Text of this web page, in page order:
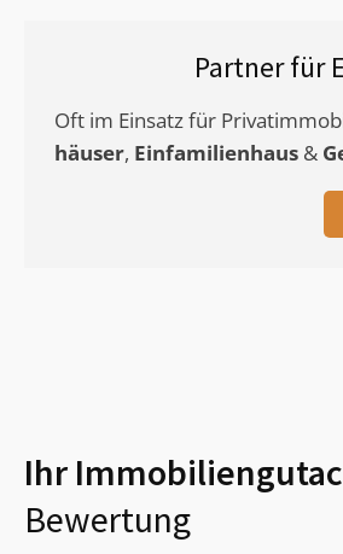
Partner für
Oft im Einsatz für
häuser, Einfamilienhaus &
Ihr
Bewertung